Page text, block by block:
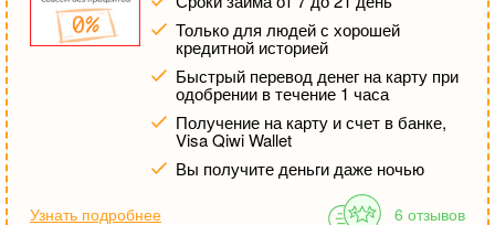
Только для людей с хорошей
кредитной историей
Быстрый перевод денег на карту при
одобрении в течение 1 часа
Получение на карту и счет в банке,
Visa Qiwi Wallet
Вы получите деньги даже ночью
Узнать подробнее 6 отзывов